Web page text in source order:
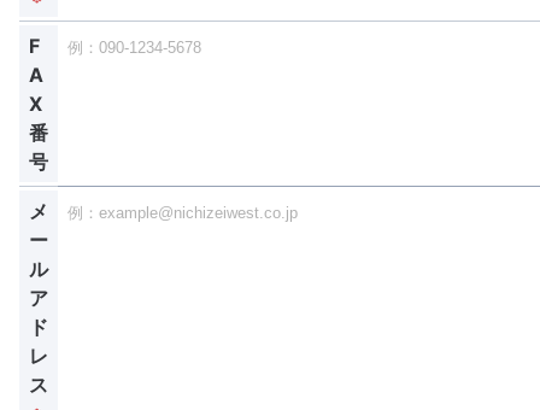
F
A
X
番
号
メ
ー
ル
ア
ド
レ
ス